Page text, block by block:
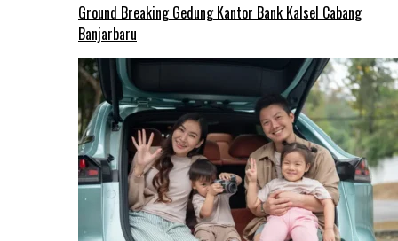
Ground Breaking Gedung Kantor Bank Kalsel Cabang
Banjarbaru